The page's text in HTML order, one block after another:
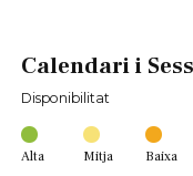
Calendari i
Disponibilitat
Alta Mitja Baixa